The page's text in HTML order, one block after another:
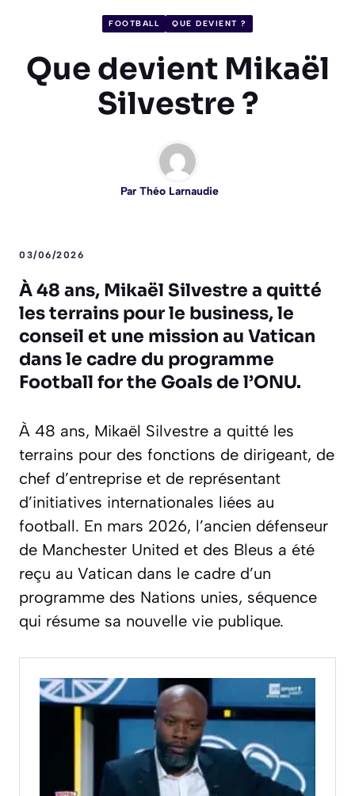
FOOTBALL QUE DEVIENT ?
Que devient Mikaël
Silvestre ?
Par Théo Larnaudie
03/06/2026
À 48 ans, Mikaël Silvestre a quitté
les terrains pour le business, le
conseil et une mission au Vatican
dans le cadre du programme
Football for the Goals de l’ONU.
À 48 ans, Mikaël Silvestre a quitté les
terrains pour des fonctions de dirigeant, de
chef d’entreprise et de représentant
d’initiatives internationales liées au
football. En mars 2026, l’ancien défenseur
de Manchester United et des Bleus a été
reçu au Vatican dans le cadre d’un
programme des Nations unies, séquence
qui résume sa nouvelle vie publique.